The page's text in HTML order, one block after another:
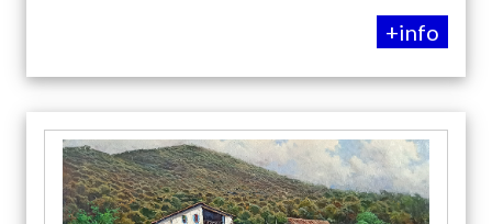
+info